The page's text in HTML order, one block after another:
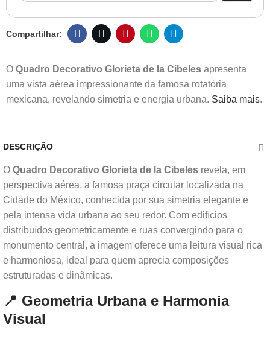
O Quadro Decorativo Glorieta de la Cibeles apresenta
uma vista aérea impressionante da famosa rotatória
mexicana, revelando simetria e energia urbana. Saiba mais.
DESCRIÇÃO
O Quadro Decorativo Glorieta de la Cibeles revela, em
perspectiva aérea, a famosa praça circular localizada na
Cidade do México, conhecida por sua simetria elegante e
pela intensa vida urbana ao seu redor. Com edifícios
distribuídos geometricamente e ruas convergindo para o
monumento central, a imagem oferece uma leitura visual rica
e harmoniosa, ideal para quem aprecia composições
estruturadas e dinâmicas.
📍 Geometria Urbana e Harmonia
Visual